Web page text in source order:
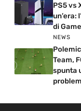
PS5 vs
un’era:
di
NEWS
Team,
spunta